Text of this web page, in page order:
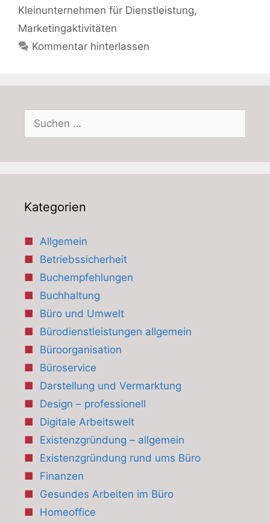
Kleinunternehmen für Dienstleistung,
Marketingaktivitäten
Kommentar hinterlassen
nach:
Kategorien
Allgemein
Betriebssicherheit
Buchempfehlungen
Buchhaltung
Büro und Umwelt
Bürodienstleistungen allgemein
Büroorganisation
Büroservice
Darstellung und Vermarktung
Design – professionell
Digitale Arbeitswelt
Existenzgründung – allgemein
Existenzgründung rund ums Büro
Finanzen
Gesundes Arbeiten im Büro
Homeoffice